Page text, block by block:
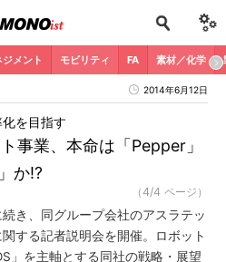
メント モビリティ FA 素材／化学
2014年6月12日
事業、本命は「Pepper」
か!?
を目指す
（4/4 ページ）
き、同グループ会社のアスラテッ
する記者説明会を開催。ロボット
」を主軸とする同社の戦略・展望